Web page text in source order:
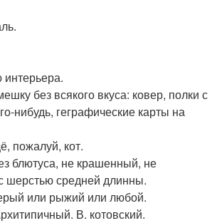
без всякого вкуса: ковер, полки с
нибудь, геграфические карты на
пожалуй, кот.
блютуса, не крашенный, не
шерстью средней длинны.
или рыжий или любой.
В. котовский.